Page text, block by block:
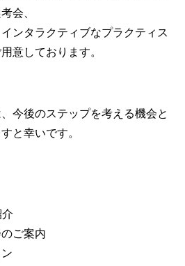
会、
ンタラクティブなプラクティス
意しております。
今後のステップを考える機会と
と幸いです。
ご案内